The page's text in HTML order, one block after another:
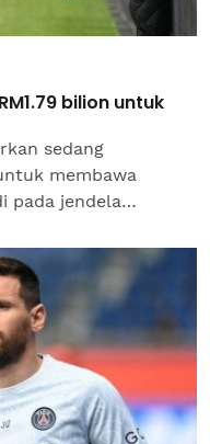
bilion untuk
sedang
membawa
pada jendela